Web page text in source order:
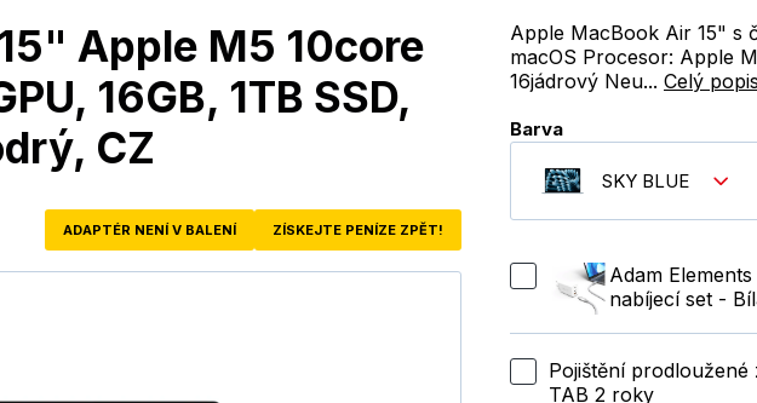
Apple M5 10core
16GB, 1TB SSD,
CZ
ADAPTÉR NENÍ V BALENÍ ZÍSKEJTE PENÍZE ZPĚT!
Apple MacBook Air 15" s
macOS Procesor: Apple
16jádrový Neu... Celý
Barva
SKY BLUE
Adam
nabíjecí set -
Pojištění
TAB 2 roky